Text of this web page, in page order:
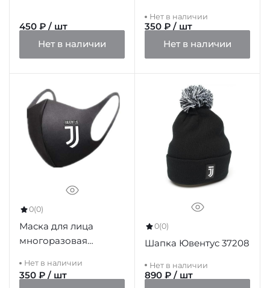
450 ₽ / шт
Нет в наличии
Нет в наличии
350 ₽ / шт
Нет в наличии
0(0)
Маска для лица
многоразовая
Нет в наличии
350 ₽ / шт
0(0)
Шапка Ювентус 37208
Нет в наличии
890 ₽ / шт